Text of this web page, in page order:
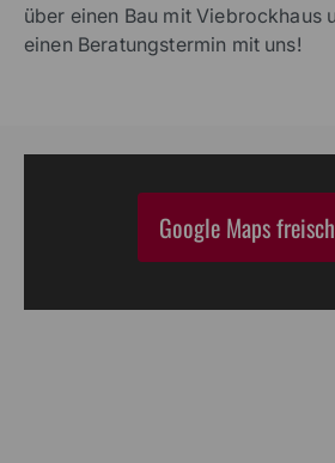
über einen Bau mit Viebrockhaus
einen Beratungstermin mit uns!
Google Maps